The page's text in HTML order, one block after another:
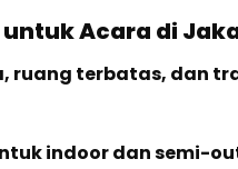
Acara di
terbatas, dan
indoor dan semi-